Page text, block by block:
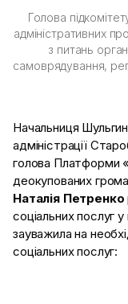
Голова
адміністративних
з питань
самоврядування,
Начальниця
адміністрації
голова Платформи
деокупованих
Наталія Петренко
соціальних послуг
зауважила на
соціальних послуг: